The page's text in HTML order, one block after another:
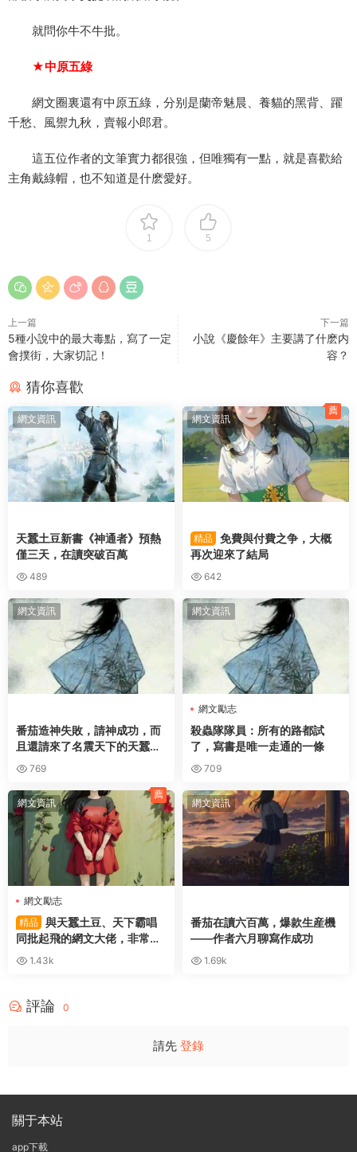
就問你牛不牛批。
★中原五綠
網文圈裏還有中原五綠，分别是蘭帝魅晨、養貓的黑背、躍
千愁、風禦九秋，賣報小郎君。
這五位作者的文筆實力都很強，但唯獨有一點，就是喜歡給
主角戴綠帽，也不知道是什麽愛好。
1 5
上一篇
5種小說中的最大毒點，寫了一定
會撲街，大家切記！
下一篇
小說《慶餘年》主要講了什麽内
容？
猜你喜歡
網文資訊
天蠶土豆新書《神通者》預熱
僅三天，在讀突破百萬
489
網文資訊
精品 免費與付費之争，大概
再次迎來了結局
642
薦
網文資訊
番茄造神失敗，請神成功，而
且還請來了名震天下的天蠶土
豆。769
網文資訊
網文勵志
殺蟲隊隊員：所有的路都試
了，寫書是唯一走通的一條
709
網文資訊
網文勵志
精品 與天蠶土豆、天下霸唱
同批起飛的網文大佬，非常勵
志 1.43k
薦
網文資訊
番茄在讀六百萬，爆款生産機
——作者六月聊寫作成功
1.69k
評論 0
請先 登錄
關于本站
app下載